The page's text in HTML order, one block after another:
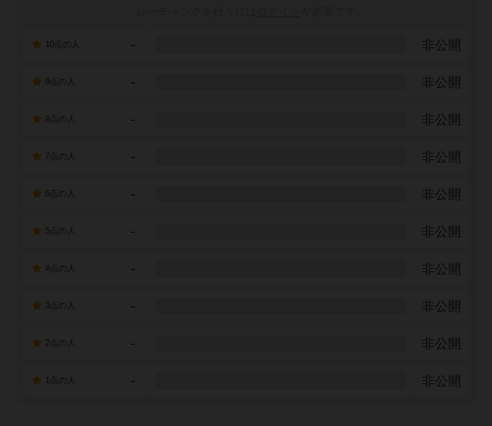
- 非公開
- 非公開
- 非公開
7点の人 - 非公開
- 非公開
- 非公開
- 非公開
- 非公開
- 非公開
- 非公開